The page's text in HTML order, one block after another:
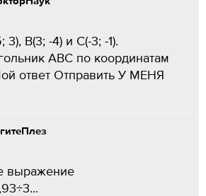
В(3; -4) и С(-3; -1).
АВС по координатам
ответ Отправить У МЕНЯ
выражение